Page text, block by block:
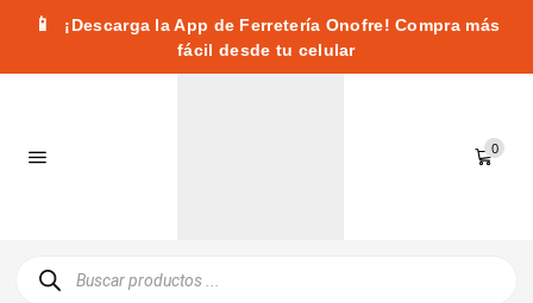
📱
¡Descarga la App de Ferretería Onofre! Compra más
fácil desde tu celular
0